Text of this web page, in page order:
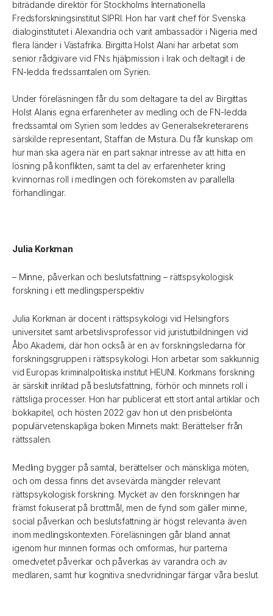
biträdande direktör för Stockholms Internationella
Fredsforskningsinstitut SIPRI. Hon har varit chef för Svenska
dialoginstitutet i Alexandria och varit ambassadör i Nigeria med
flera länder i Västafrika. Birgitta Holst Alani har arbetat som
senior rådgivare vid FN:s hjälpmission i Irak och deltagit i de
FN-ledda fredssamtalen om Syrien.
Under föreläsningen får du som deltagare ta del av Birgittas
Holst Alanis egna erfarenheter av medling och de FN-ledda
fredssamtal om Syrien som leddes av Generalsekreterarens
särskilde representant, Staffan de Mistura. Du får kunskap om
hur man ska agera när en part saknar intresse av att hitta en
lösning på konflikten, samt ta del av erfarenheter kring
kvinnornas roll i medlingen och förekomsten av parallella
förhandlingar.
Julia Korkman
– Minne, påverkan och beslutsfattning – rättspsykologisk
forskning i ett medlingsperspektiv
Julia Korkman är docent i rättspsykologi vid Helsingfors
universitet samt arbetslivsprofessor vid juristutbildningen vid
Åbo Akademi, där hon också är en av forskningsledarna för
forskningsgruppen i rättspsykologi. Hon arbetar som sakkunnig
vid Europas kriminalpolitiska institut HEUNI. Korkmans forskning
är särskilt inriktad på beslutsfattning, förhör och minnets roll i
rättsliga processer. Hon har publicerat ett stort antal artiklar och
bokkapitel, och hösten 2022 gav hon ut den prisbelönta
populärvetenskapliga boken Minnets makt: Berättelser från
rättssalen.
Medling bygger på samtal, berättelser och mänskliga möten,
och om dessa finns det avsevärda mängder relevant
rättspsykologisk forskning. Mycket av den forskningen har
främst fokuserat på brottmål, men de fynd som gäller minne,
social påverkan och beslutsfattning är högst relevanta även
inom medlingskontexten. Föreläsningen går bland annat
igenom hur minnen formas och omformas, hur parterna
omedvetet påverkar och påverkas av varandra och av
medlaren, samt hur kognitiva snedvridningar färgar våra beslut.